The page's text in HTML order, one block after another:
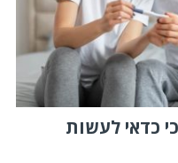
כדאי לעשות